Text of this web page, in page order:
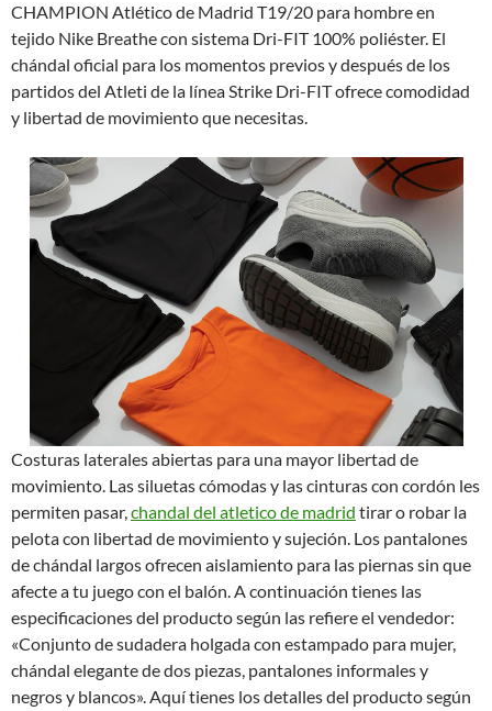
CHAMPION Atlético de Madrid T19/20 para hombre en
tejido Nike Breathe con sistema Dri-FIT 100% poliéster. El
chándal oficial para los momentos previos y después de los
partidos del Atleti de la línea Strike Dri-FIT ofrece comodidad
y libertad de movimiento que necesitas.
Costuras laterales abiertas para una mayor libertad de
movimiento. Las siluetas cómodas y las cinturas con cordón les
permiten pasar,chandal del atletico de madrid tirar o robar la
pelota con libertad de movimiento y sujeción. Los pantalones
de chándal largos ofrecen aislamiento para las piernas sin que
afecte a tu juego con el balón. A continuación tienes las
especificaciones del producto según las refiere el vendedor:
«Conjunto de sudadera holgada con estampado para mujer,
chándal elegante de dos piezas, pantalones informales y
negros y blancos». Aquí tienes los detalles del producto según